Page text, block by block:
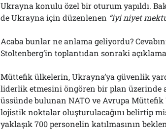
Ukrayna konulu özel bir oturum yapıldı.
de Ukrayna için düzenlenen “iyi niyet
Acaba bunlar ne anlama geliyordu?
Stoltenberg’in toplantıdan sonraki
Müttefik ülkelerin, Ukrayna’ya güvenlik
liderlik etmesini öngören bir plan üzerinde
üssünde bulunan NATO ve Avrupa
lojistik noktalar oluşturulacağını belirtip
yaklaşık 700 personelin katılmasının